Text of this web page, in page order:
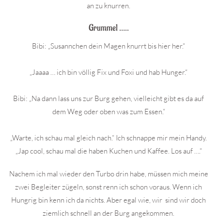
an zu knurren.
Grummel …..
Bibi: „Susannchen dein Magen knurrt bis hier her.“
„Jaaaa … ich bin völlig Fix und Foxi und hab Hunger.“
Bibi: „Na dann lass uns zur Burg gehen, vielleicht gibt es da auf
dem Weg oder oben was zum Essen.“
„Warte, ich schau mal gleich nach.“ Ich schnappe mir mein Handy.
„Jap cool, schau mal die haben Kuchen und Kaffee. Los auf ….“
Nachem ich mal wieder den Turbo drin habe, müssen mich meine
zwei Begleiter zügeln, sonst renn ich schon voraus. Wenn ich
Hungrig bin kenn ich da nichts. Aber egal wie, wir sind wir doch
ziemlich schnell an der Burg angekommen.